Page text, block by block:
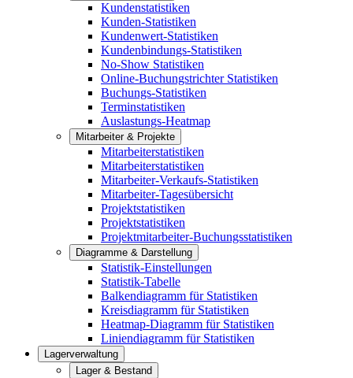
Kundenstatistiken
Kunden-Statistiken
Kundenwert-Statistiken
Kundenbindungs-Statistiken
No-Show Statistiken
Online-Buchungstrichter Statistiken
Buchungs-Statistiken
Terminstatistiken
Auslastungs-Heatmap
Mitarbeiter & Projekte
Mitarbeiterstatistiken
Mitarbeiterstatistiken
Mitarbeiter-Verkaufs-Statistiken
Mitarbeiter-Tagesübersicht
Projektstatistiken
Projektstatistiken
Projektmitarbeiter-Buchungsstatistiken
Diagramme & Darstellung
Statistik-Einstellungen
Statistik-Tabelle
Balkendiagramm für Statistiken
Kreisdiagramm für Statistiken
Heatmap-Diagramm für Statistiken
Liniendiagramm für Statistiken
Lagerverwaltung
Lager & Bestand